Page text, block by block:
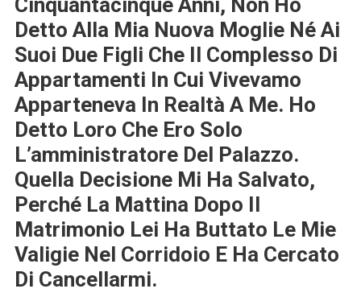
Cinquantacinque Anni, Non Ho
Detto Alla Mia Nuova Moglie Né Ai
Suoi Due Figli Che Il Complesso Di
Appartamenti In Cui Vivevamo
Apparteneva In Realtà A Me. Ho
Detto Loro Che Ero Solo
L’amministratore Del Palazzo.
Quella Decisione Mi Ha Salvato,
Perché La Mattina Dopo Il
Matrimonio Lei Ha Buttato Le Mie
Valigie Nel Corridoio E Ha Cercato
Di Cancellarmi.